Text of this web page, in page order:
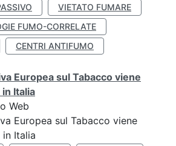
VIETATO FUMARE
FUMO-CORRELATE
CENTRI ANTIFUMO
Europea sul Tabacco viene
Italia
Web
Europea sul Tabacco viene
Italia